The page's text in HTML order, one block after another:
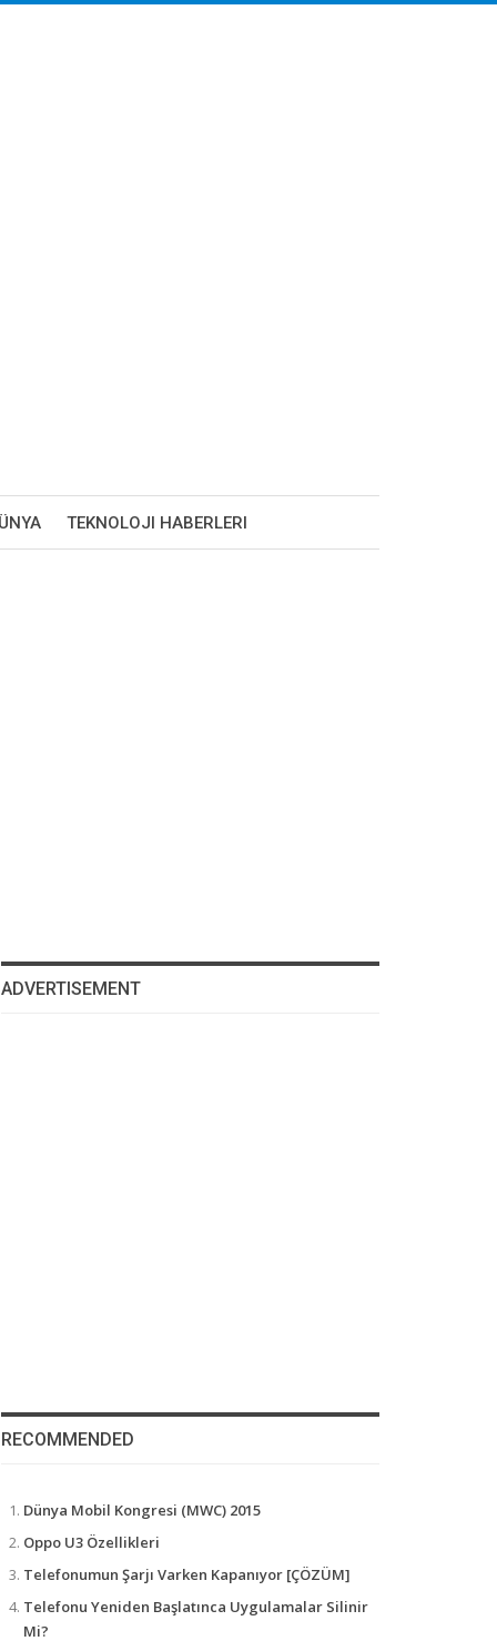
TEKNOLOJI HABERLERI
ADVERTISEMENT
RECOMMENDED
Dünya Mobil Kongresi (MWC) 2015
Oppo U3 Özellikleri
Telefonumun Şarjı Varken Kapanıyor [ÇÖZÜM]
Telefonu Yeniden Başlatınca Uygulamalar Silinir
Mi?